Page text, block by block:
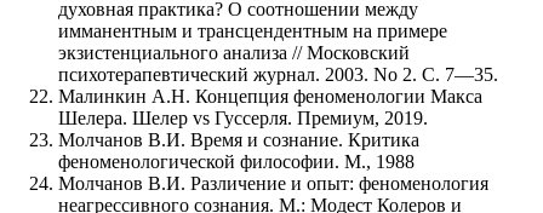
духовная практика? О соотношении между
имманентным и трансцендентным на примере
экзистенциального анализа // Московский
психотерапевтический журнал. 2003. No 2. С. 7—35.
Малинкин А.Н. Концепция феноменологии Макса
Шелера. Шелер vs Гуссерля. Премиум, 2019.
Молчанов В.И. Время и сознание. Критика
феноменологической философии. М., 1988
Молчанов В.И. Различение и опыт: феноменология
неагрессивного сознания. М.: Модест Колеров и